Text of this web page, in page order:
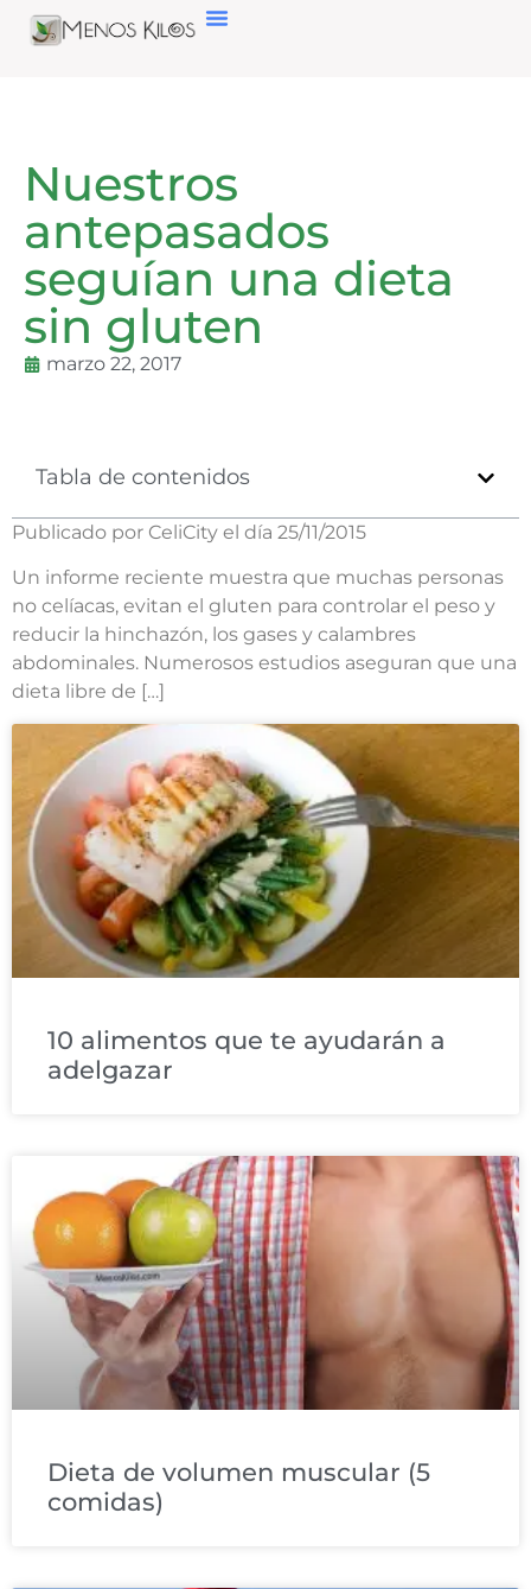
Nuestros
antepasados
seguían una dieta
sin gluten
marzo 22, 2017
Tabla de contenidos
Publicado por CeliCity el día 25/11/2015
Un informe reciente muestra que muchas personas
no celíacas, evitan el gluten para controlar el peso y
reducir la hinchazón, los gases y calambres
abdominales. Numerosos estudios aseguran que una
dieta libre de […]
10 alimentos que te ayudarán a
adelgazar
Dieta de volumen muscular (5
comidas)